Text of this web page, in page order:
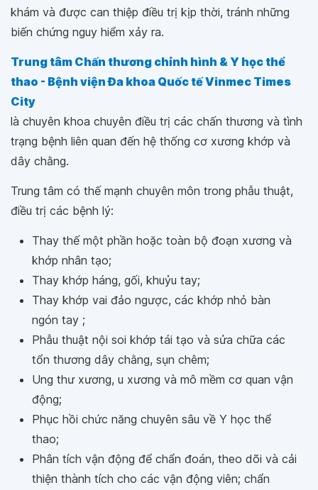
khám và được can thiệp điều trị kịp thời, tránh những
biến chứng nguy hiểm xảy ra.
Trung tâm Chấn thương chỉnh hình & Y học thể
thao - Bệnh viện Đa khoa Quốc tế Vinmec Times
City
là chuyên khoa chuyên điều trị các chấn thương và tình
trạng bệnh liên quan đến hệ thống cơ xương khớp và
dây chằng.
Trung tâm có thế mạnh chuyên môn trong phẫu thuật,
điều trị các bệnh lý:
Thay thế một phần hoặc toàn bộ đoạn xương và
khớp nhân tạo;
Thay khớp háng, gối, khuỷu tay;
Thay khớp vai đảo ngược, các khớp nhỏ bàn
ngón tay ;
Phẫu thuật nội soi khớp tái tạo và sửa chữa các
tổn thương dây chằng, sụn chêm;
Ung thư xương, u xương và mô mềm cơ quan vận
động;
Phục hồi chức năng chuyên sâu về Y học thể
thao;
Phân tích vận động để chẩn đoán, theo dõi và cải
thiện thành tích cho các vận động viên; chẩn